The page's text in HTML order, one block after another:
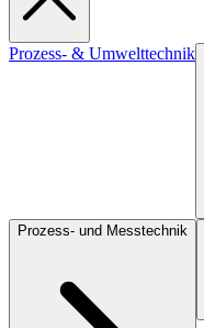
Prozess- & Umwelttechnik
Prozess- und Messtechnik